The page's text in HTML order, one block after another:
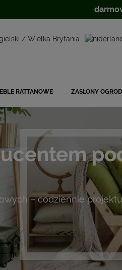
RATTANOWE ZASŁONY
– codziennie